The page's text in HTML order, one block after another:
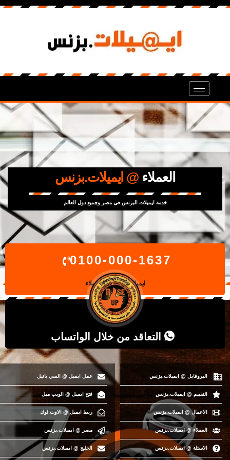
العملاء @ ايميلات.بزنس
خدمة ايميلات البزنس فى مصر وجميع دول العالم
ايميلات.بزنس@ العملاء
0100-000-1637
التعاقد من خلال الواتساب
البروفايل @ ايميلات.بزنس
التقييم @ ايميلات.بزنس
الاعمال @ ايميلات.بزنس
العملاء @ ايميلات.بزنس
الاسئلة @ ايميلات.بزنس
عمل ايميل @ السي بانيل
فتح ايميل @ الويب ميل
ربط ايميل @ الاوت لوك
مصر @ ايميلات.بزنس
الخليج @ ايميلات.بزنس